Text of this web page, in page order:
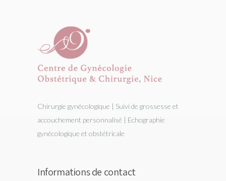
Chirurgie gynécologique | Suivi de grossesse et
accouchement personnalisé | Echographie
gynécologique et obstétricale
Informations de contact